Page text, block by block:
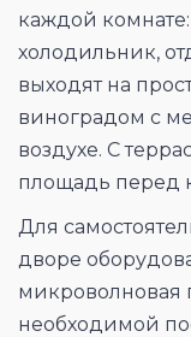
каждой
холодильник,
выходят на
виноградом с
воздухе. С
площадь перед
Для
дворе
микроволновая
необходимой